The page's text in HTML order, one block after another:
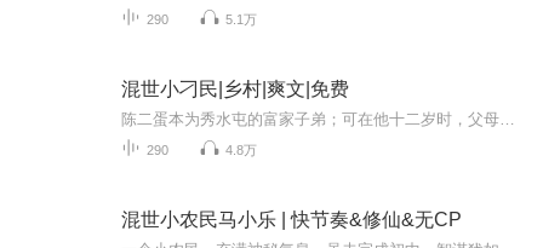
290 5.1万
混世小刁民|乡村|爽文|免费
290 4.8万
混世小农民马小乐 | 快节奏&修仙&无CP